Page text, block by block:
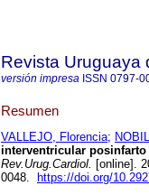
Revista Uruguaya
versión impresa ISSN 0797-
Resumen
VALLEJO, Florencia;
interventricular
Rev.Urug.Cardiol. [online].
0048.
https://doi.org/